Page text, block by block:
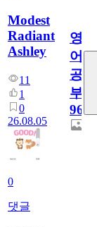
Modest
Radiant
Ashley
11
1
0
26.08.05
0
댓글
영
어
공
부
96